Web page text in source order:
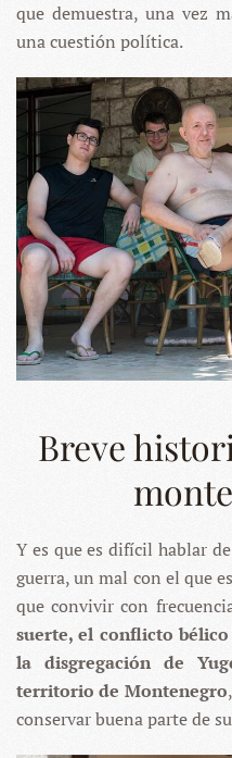
que demuestra, una vez
una cuestión política.
Breve
Y es que es difícil hablar
guerra, un mal con el que
que convivir con
suerte, el conflicto
la disgregación de
territorio de Montenegro
conservar buena parte de